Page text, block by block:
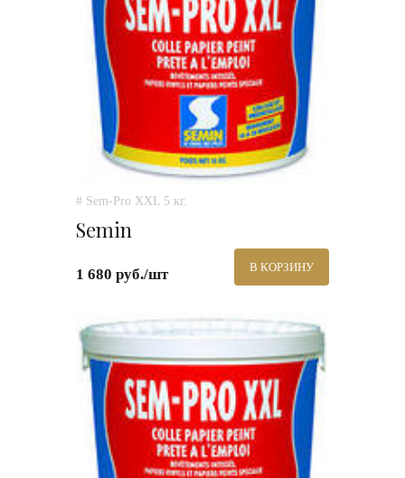
# Sem-Pro XXL 5 кг.
Semin
1 680 руб./шт В КОРЗИНУ